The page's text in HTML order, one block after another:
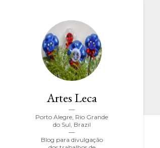
Artes Leca
Porto Alegre, Rio Grande
do Sul, Brazil
Blog para divulgação